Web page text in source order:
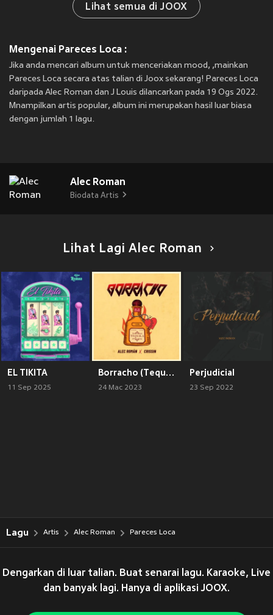
Lihat semua di JOOX
Mengenai Pareces Loca :
Jika anda mencari album untuk menceriakan mood, ,mainkan
Pareces Loca secara atas talian di Joox sekarang! Pareces Loca
daripada Alec Roman dan J Louis dilancarkan pada 19 Ogs 2022.
Mnampilkan artis popular, album ini merupakan hasil luar biasa
dengan jumlah 1 lagu.
Alec Roman
Biodata Artis
Lihat Lagi Alec Roman
EL TIKITA
11 Sep 2025
Borracho (Tequila)
24 Mac 2023
Perjudicial
23 Sep 2022
Lagu Artis Alec Roman Pareces Loca
Dengarkan di luar talian. Buat senarai lagu. Karaoke, Live
dan banyak lagi. Hanya di aplikasi JOOX.